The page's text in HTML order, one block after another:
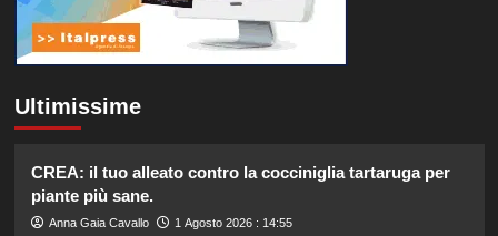
Ultimissime
CREA: il tuo alleato contro la cocciniglia tartaruga per
piante più sane.
Anna Gaia Cavallo 1 Agosto 2026 : 14:55